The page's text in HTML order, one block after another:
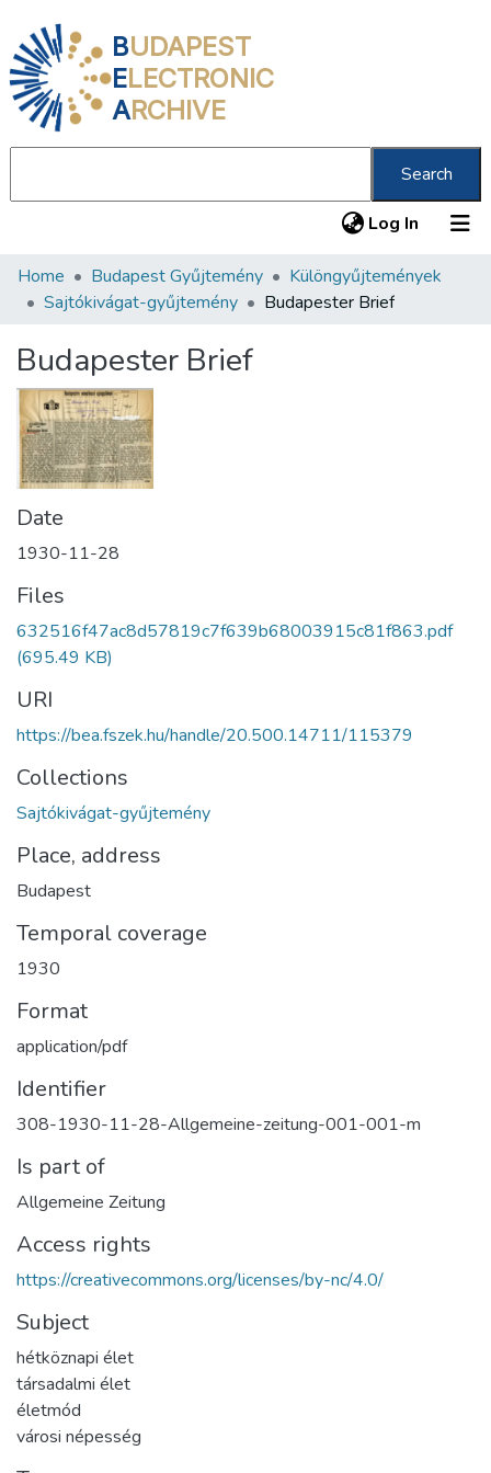
BUDAPEST
ELECTRONIC
ARCHIVE
Search
Log In (current)
Communities & Collections
Statistics
About us
Home Budapest Gyűjtemény
Különgyűjtemények
Sajtókivágat-gyűjtemény
Budapester Brief
Budapester Brief
Date
1930-11-28
Files
632516f47ac8d57819c7f639b68003915c81f863.pdf
(695.49 KB)
URI
https://bea.fszek.hu/handle/20.500.14711/115379
Collections
Sajtókivágat-gyűjtemény
Place, address
Budapest
Temporal coverage
1930
Format
application/pdf
Identifier
308-1930-11-28-Allgemeine-zeitung-001-001-m
Is part of
Allgemeine Zeitung
Access rights
https://creativecommons.org/licenses/by-nc/4.0/
Subject
hétköznapi élet
társadalmi élet
életmód
városi népesség